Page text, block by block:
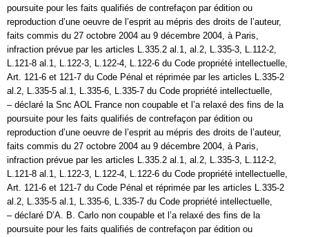
poursuite pour les faits qualifiés de contrefaçon par édition ou
reproduction d’une oeuvre de l’esprit au mépris des droits de l’auteur,
faits commis du 27 octobre 2004 au 9 décembre 2004, à Paris,
infraction prévue par les articles L.335.2 al.1, al.2, L.335-3, L.112-2,
L.121-8 al.1, L.122-3, L.122-4, L.122-6 du Code propriété intellectuelle,
Art. 121-6 et 121-7 du Code Pénal et réprimée par les articles L.335-2
al.2, L.335-5 al.1, L.335-6, L.335-7 du Code propriété intellectuelle,
– déclaré la Snc AOL France non coupable et l’a relaxé des fins de la
poursuite pour les faits qualifiés de contrefaçon par édition ou
reproduction d’une oeuvre de l’esprit au mépris des droits de l’auteur,
faits commis du 27 octobre 2004 au 9 décembre 2004, à Paris,
infraction prévue par les articles L.335.2 al.1, al.2, L.335-3, L.112-2,
L.121-8 al.1, L.122-3, L.122-4, L.122-6 du Code propriété intellectuelle,
Art. 121-6 et 121-7 du Code Pénal et réprimée par les articles L.335-2
al.2, L.335-5 al.1, L.335-6, L.335-7 du Code propriété intellectuelle,
– déclaré D’A. B. Carlo non coupable et l’a relaxé des fins de la
poursuite pour les faits qualifiés de contrefaçon par édition ou